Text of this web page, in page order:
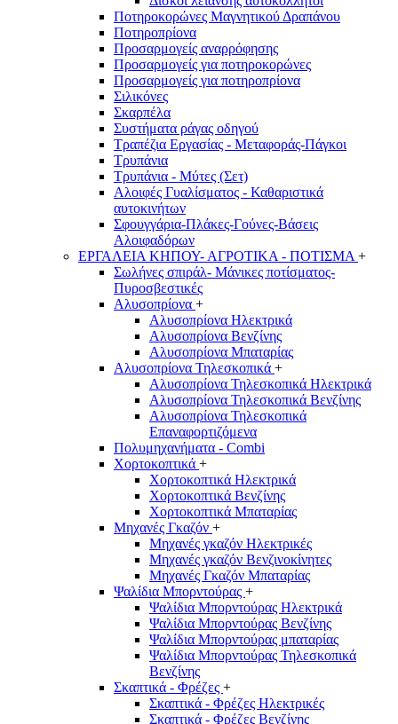
Ποτηροκορώνες Μαγνητικού Δραπάνου
Ποτηροπρίονα
Προσαρμογείς αναρρόφησης
Προσαρμογείς για ποτηροκορώνες
Προσαρμογείς για ποτηροπρίονα
Σιλικόνες
Σκαρπέλα
Συστήματα ράγας οδηγού
Τραπέζια Εργασίας - Μεταφοράς-Πάγκοι
Τρυπάνια
Τρυπάνια - Μύτες (Σετ)
Αλοιφές Γυαλίσματος - Καθαριστικά
αυτοκινήτων
Σφουγγάρια-Πλάκες-Γούνες-Βάσεις
Αλοιφαδόρων
ΕΡΓΑΛΕΙΑ ΚΗΠΟΥ- ΑΓΡΟΤΙΚΑ - ΠΟΤΙΣΜΑ +
Σωλήνες σπιράλ- Μάνικες ποτίσματος-
Πυροσβεστικές
Αλυσοπρίονα +
Αλυσοπρίονα Ηλεκτρικά
Αλυσοπρίονα Βενζίνης
Αλυσοπρίονα Μπαταρίας
Αλυσοπρίονα Τηλεσκοπικά +
Αλυσοπρίονα Τηλεσκοπικά Ηλεκτρικά
Αλυσοπρίονα Τηλεσκοπικά Βενζίνης
Αλυσοπρίονα Τηλεσκοπικά
Επαναφορτιζόμενα
Πολυμηχανήματα - Combi
Χορτοκοπτικά +
Χορτοκοπτικά Ηλεκτρικά
Χορτοκοπτικά Βενζίνης
Χορτοκοπτικά Μπαταρίας
Μηχανές Γκαζόν +
Μηχανές γκαζόν Ηλεκτρικές
Μηχανές γκαζόν Βενζινοκίνητες
Μηχανές Γκαζόν Μπαταρίας
Ψαλίδια Μπορντούρας +
Ψαλίδια Μπορντούρας Hλεκτρικά
Ψαλίδια Μπορντούρας Βενζίνης
Ψαλίδια Μπορντούρας μπαταρίας
Ψαλίδια Μπορντούρας Τηλεσκοπικά
Βενζίνης
Σκαπτικά - Φρέζες +
Σκαπτικά - Φρέζες Ηλεκτρικές
Σκαπτικά - Φρέζες Βενζίνης